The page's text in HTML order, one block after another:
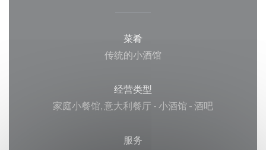
菜肴
传统的小酒馆
经营类型
家庭小餐馆, 意大利餐厅 - 小酒馆 - 酒吧
服务